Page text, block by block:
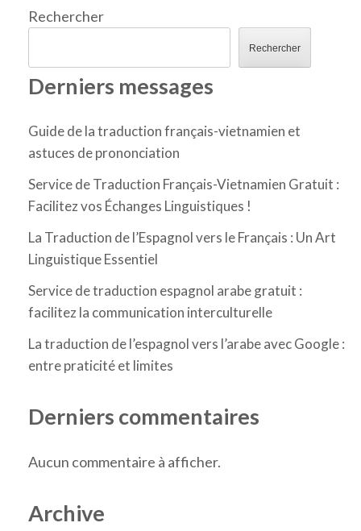
Rechercher
Rechercher
Derniers messages
Guide de la traduction français-vietnamien et
astuces de prononciation
Service de Traduction Français-Vietnamien Gratuit :
Facilitez vos Échanges Linguistiques !
La Traduction de l’Espagnol vers le Français : Un Art
Linguistique Essentiel
Service de traduction espagnol arabe gratuit :
facilitez la communication interculturelle
La traduction de l’espagnol vers l’arabe avec Google :
entre praticité et limites
Derniers commentaires
Aucun commentaire à afficher.
Archive